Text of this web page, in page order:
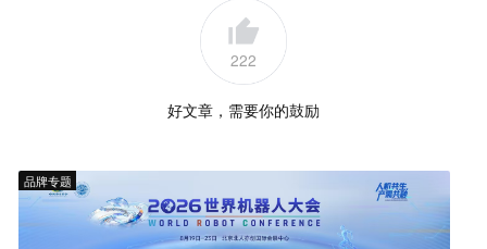
222
好文章，需要你的鼓励
品牌专题